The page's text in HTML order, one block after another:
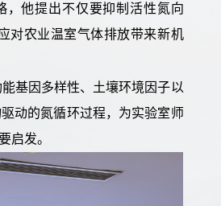
，他提出不仅要抑制活性氮向
对农业温室气体排放带来新机
基因多样性、土壤环境因子以
动的氮循环过程，为实验室师
启发。